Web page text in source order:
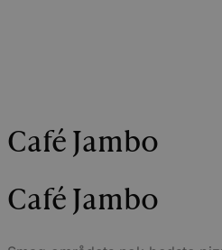
Café Jambo
Café Jambo